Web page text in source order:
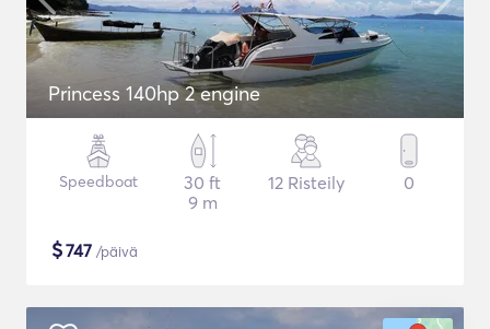
Princess 140hp 2 engine
Speedboat
30 ft
9 m
12 Risteily 0
$747 /päivä